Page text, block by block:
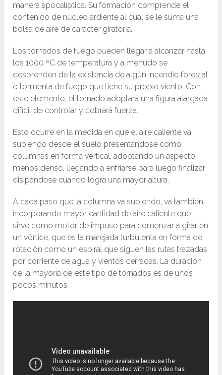
manera apocalíptica. Su formación comprende el
contenido de núcleo ardiente al cual se le suma una
bolsa de aire de carácter giratoria.
Los tornados de fuego pueden llegar a alcanzar hasta
los 1000 ºC de temperatura y a menudo se
desprenden de la existencia de algún incendio forestal
o tormenta de fuego que tiene su propio viento. Con
este elemento, el tornado adoptará una figura alargada
difícil de controlar y cobrará fuerza.
Esto ocurre en la medida en que el aire caliente va
subiendo desde el suelo presentándose como
columnas en forma vertical, adoptando un aspecto
menos denso, llegando a enfriarse para luego finalizar
disipándose cuando logra una mayor altura.
A cada paso que la columna va subiendo, va también
incorporando mayor cantidad de aire caliente que
sirve como motor de impuso para comenzar a girar en
un vórtice, que es la marejada turbulenta en forma de
rotación como un espiral que siguen las rutas trazadas
por corriente de agua y vientos cerradas. La duración
de la mayoría de este tipo de tornados es de unos
pocos minutos.